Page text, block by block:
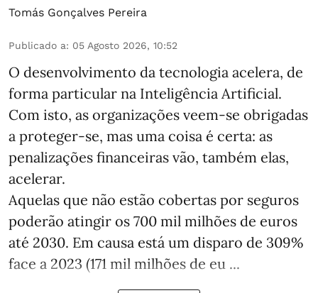
Tomás Gonçalves Pereira
Publicado a: 05 Agosto 2026, 10:52
O desenvolvimento da tecnologia acelera, de
forma particular na Inteligência Artificial.
Com isto, as organizações veem-se obrigadas
a proteger-se, mas uma coisa é certa: as
penalizações financeiras vão, também elas,
acelerar.
Aquelas que não estão cobertas por seguros
poderão atingir os 700 mil milhões de euros
até 2030. Em causa está um disparo de 309%
face a 2023 (171 mil milhões de eu ...